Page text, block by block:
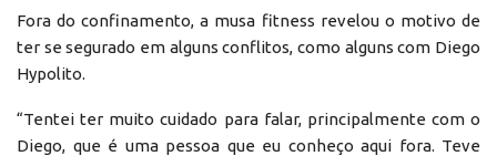
Fora do confinamento, a musa fitness revelou o motivo de
ter se segurado em alguns conflitos, como alguns com Diego
Hypolito.
“Tentei ter muito cuidado para falar, principalmente com o
Diego, que é uma pessoa que eu conheço aqui fora. Teve